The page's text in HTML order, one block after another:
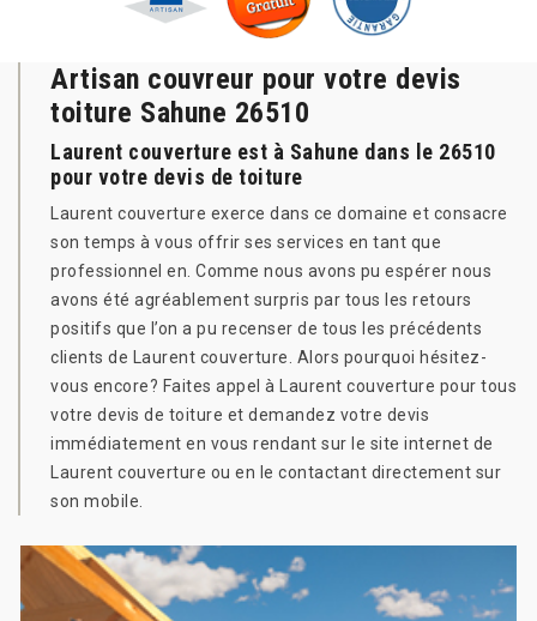
Artisan couvreur pour votre devis
toiture Sahune 26510
Laurent couverture est à Sahune dans le 26510
pour votre devis de toiture
Laurent couverture exerce dans ce domaine et consacre
son temps à vous offrir ses services en tant que
professionnel en. Comme nous avons pu espérer nous
avons été agréablement surpris par tous les retours
positifs que l’on a pu recenser de tous les précédents
clients de Laurent couverture. Alors pourquoi hésitez-
vous encore? Faites appel à Laurent couverture pour tous
votre devis de toiture et demandez votre devis
immédiatement en vous rendant sur le site internet de
Laurent couverture ou en le contactant directement sur
son mobile.